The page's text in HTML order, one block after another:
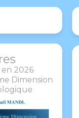
2026
Dimension